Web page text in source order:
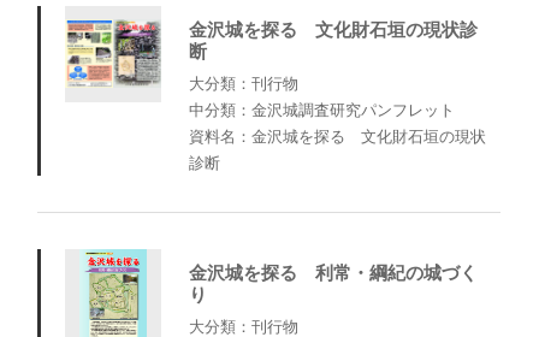
金沢城を探る 文化財石垣の現状診
断
大分類：刊行物
中分類：金沢城調査研究パンフレット
資料名：金沢城を探る 文化財石垣の現状
診断
金沢城を探る 利常・綱紀の城づく
り
大分類：刊行物